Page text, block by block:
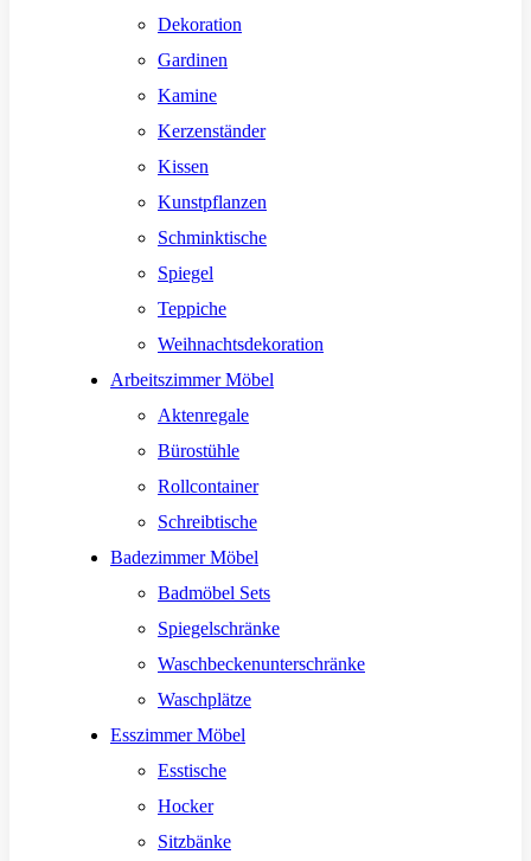
Dekoration
Gardinen
Kamine
Kerzenständer
Kissen
Kunstpflanzen
Schminktische
Spiegel
Teppiche
Weihnachtsdekoration
Arbeitszimmer Möbel
Aktenregale
Bürostühle
Rollcontainer
Schreibtische
Badezimmer Möbel
Badmöbel Sets
Spiegelschränke
Waschbeckenunterschränke
Waschplätze
Esszimmer Möbel
Esstische
Hocker
Sitzbänke